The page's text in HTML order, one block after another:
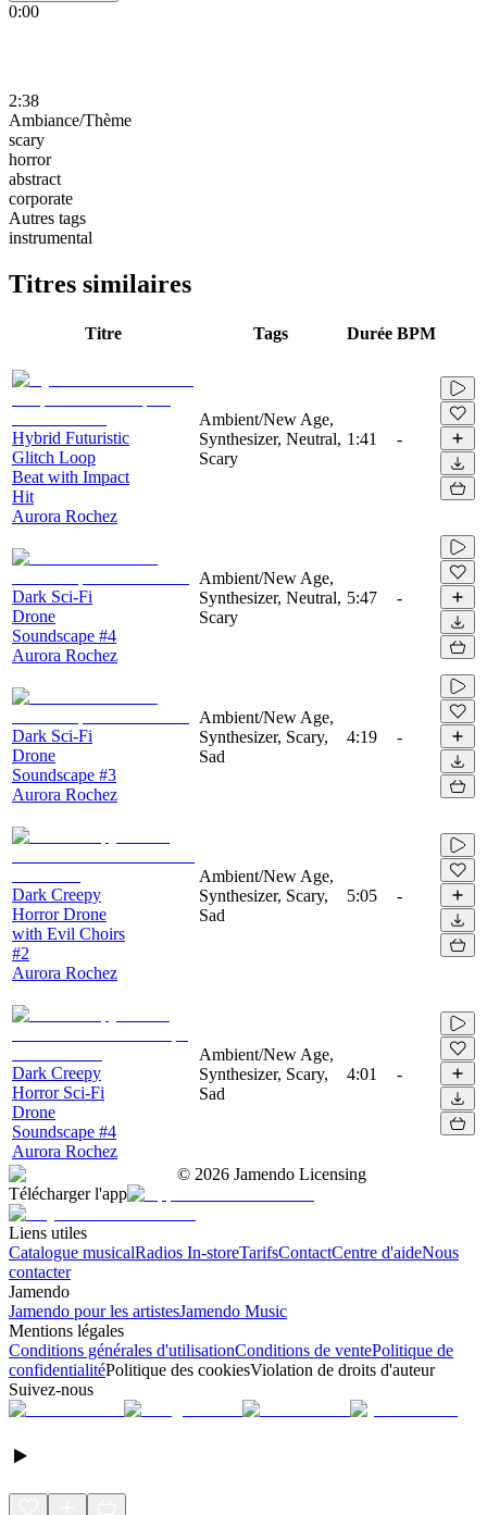
0:00
2:38
Ambiance/Thème
scary
horror
abstract
corporate
Autres tags
instrumental
Titres similaires
Titre Tags Durée BPM
Hybrid Futuristic
Glitch Loop
Beat with Impact
Hit
Aurora Rochez
Ambient/New Age,
Synthesizer, Neutral,
Scary
1:41 -
Dark Sci-Fi
Drone
Soundscape #4
Aurora Rochez
Ambient/New Age,
Synthesizer, Neutral,
Scary
5:47 -
Dark Sci-Fi
Drone
Soundscape #3
Aurora Rochez
Ambient/New Age,
Synthesizer, Scary,
Sad
4:19 -
Dark Creepy
Horror Drone
with Evil Choirs
#2
Aurora Rochez
Ambient/New Age,
Synthesizer, Scary,
Sad
5:05 -
Dark Creepy
Horror Sci-Fi
Drone
Soundscape #4
Aurora Rochez
Ambient/New Age,
Synthesizer, Scary,
Sad
4:01 -
© 2026 Jamendo Licensing
Télécharger l'app
Liens utiles
Catalogue musicalRadios In-storeTarifsContactCentre d'aideNous
contacter
Jamendo
Jamendo pour les artistesJamendo Music
Mentions légales
Conditions générales d'utilisationConditions de ventePolitique de
confidentialitéPolitique des cookiesViolation de droits d'auteur
Suivez-nous